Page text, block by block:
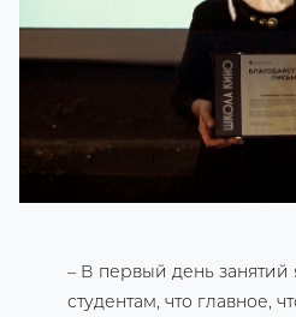
– В первый день занятий
студентам, что главное,